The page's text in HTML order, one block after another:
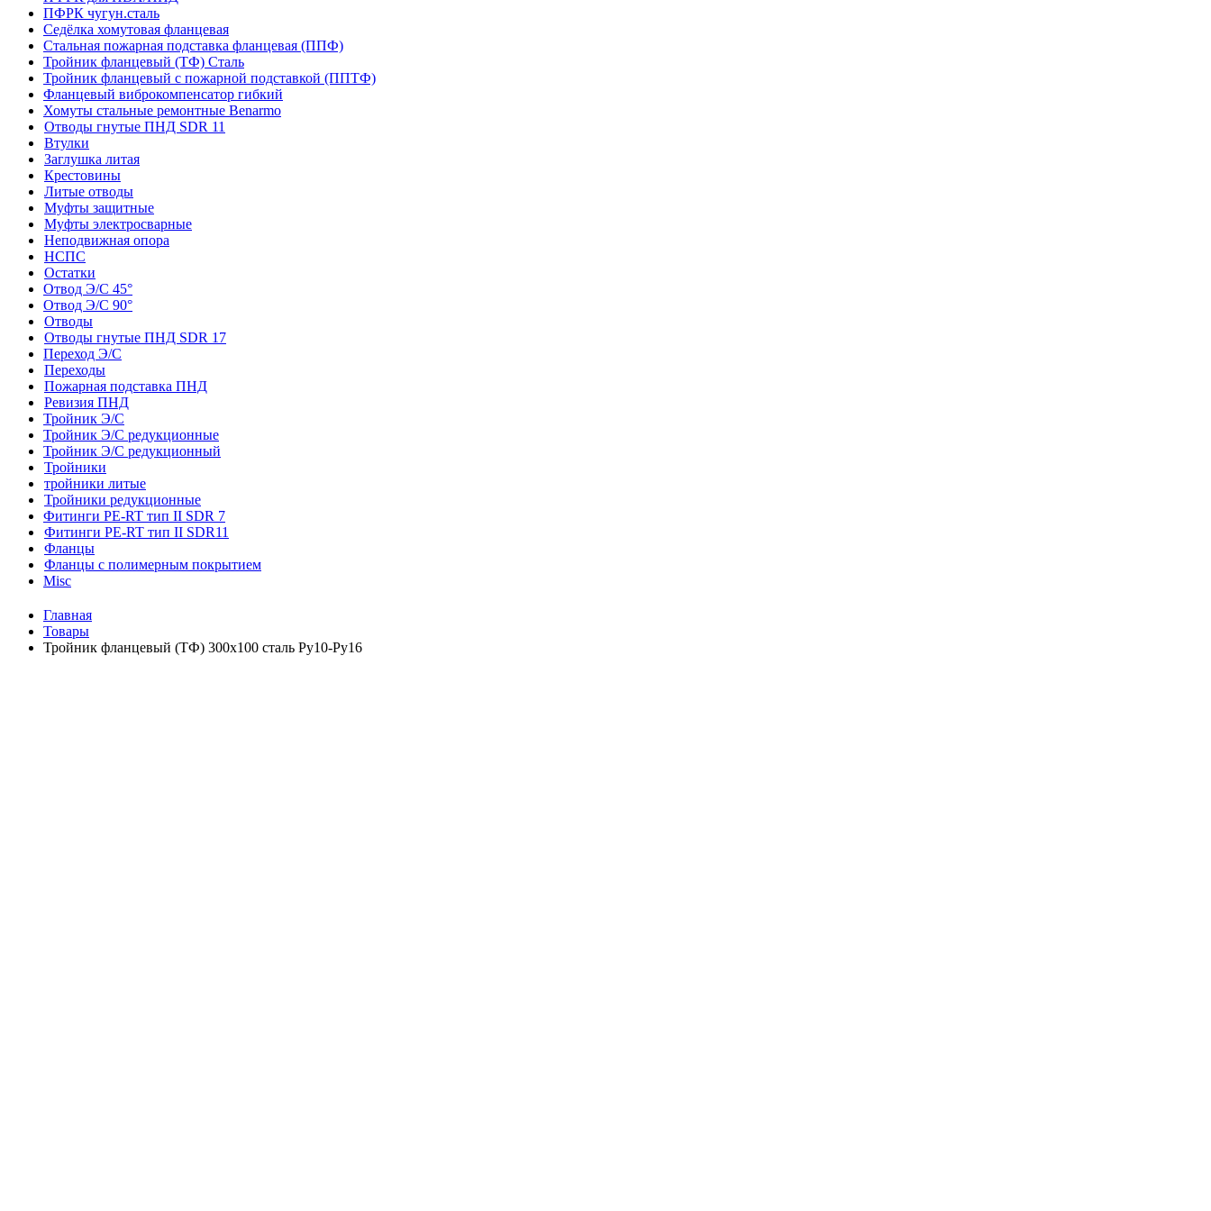
ПФРК чугун.сталь
Седёлка хомутовая фланцевая
Стальная пожарная подставка фланцевая (ППФ)
Тройник фланцевый (ТФ) Сталь
Тройник фланцевый с пожарной подставкой (ППТФ)
Фланцевый виброкомпенсатор гибкий
Хомуты стальные ремонтные Benarmo
Отводы гнутые ПНД SDR 11
Втулки
Заглушка литая
Крестовины
Литые отводы
Муфты защитные
Муфты электросварные
Неподвижная опора
НСПС
Остатки
Отвод Э/С 45°
Отвод Э/С 90°
Отводы
Отводы гнутые ПНД SDR 17
Переход Э/С
Переходы
Пожарная подставка ПНД
Ревизия ПНД
Тройник Э/С
Тройник Э/С редукционные
Тройник Э/С редукционный
Тройники
тройники литые
Тройники редукционные
Фитинги PE-RT тип II SDR 7
Фитинги PE-RT тип II SDR11
Фланцы
Фланцы с полимерным покрытием
Misc
Главная
Товары
Тройник фланцевый (ТФ) 300х100 сталь Ру10-Ру16